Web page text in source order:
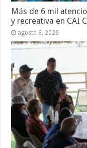
Más de 6 mil
y recreativa en CAI
agosto 6, 2026